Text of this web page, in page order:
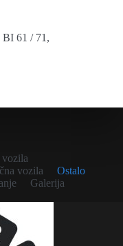
61 / 71,
vozila
vozila
Ostalo
Galerija